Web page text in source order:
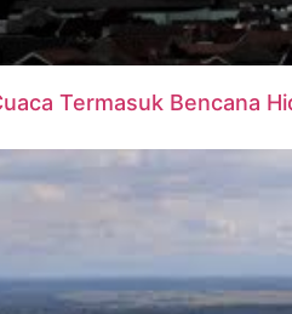
Termasuk Bencana